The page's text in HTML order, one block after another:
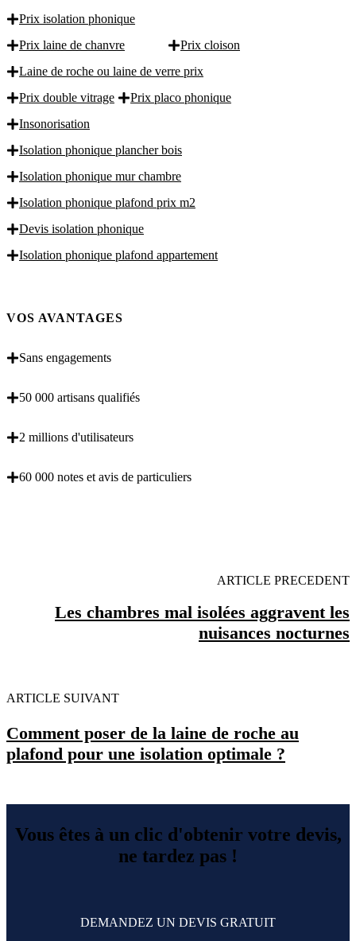
Prix isolation phonique
Prix laine de chanvre
Prix cloison
Laine de roche ou laine de verre prix
Prix double vitrage
Prix placo phonique
Insonorisation
Isolation phonique plancher bois
Isolation phonique mur chambre
Isolation phonique plafond prix m2
Devis isolation phonique
Isolation phonique plafond appartement
VOS AVANTAGES
Sans engagements
50 000 artisans qualifiés
2 millions d'utilisateurs
60 000 notes et avis de particuliers
ARTICLE PRECEDENT
Les chambres mal isolées aggravent les
nuisances nocturnes
ARTICLE SUIVANT
Comment poser de la laine de roche au
plafond pour une isolation optimale ?
Vous êtes à un clic d'obtenir votre devis,
ne tardez pas !
DEMANDEZ UN DEVIS GRATUIT